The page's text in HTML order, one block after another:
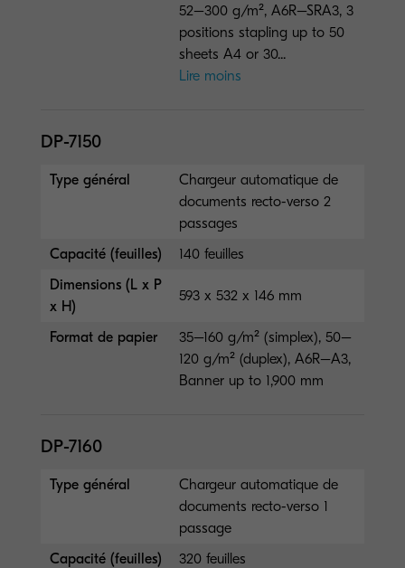
52–300 g/m², A6R–SRA3, 3
positions stapling up to 50
sheets A4 or 30...
Lire moins
DP-7150
Type général
Chargeur automatique de
documents recto-verso 2
passages
Capacité (feuilles)
140 feuilles
Dimensions (L x P
x H)
593 x 532 x 146 mm
Format de papier
35–160 g/m² (simplex), 50–
120 g/m² (duplex), A6R–A3,
Banner up to 1,900 mm
DP-7160
Type général
Chargeur automatique de
documents recto-verso 1
passage
Capacité (feuilles)
320 feuilles